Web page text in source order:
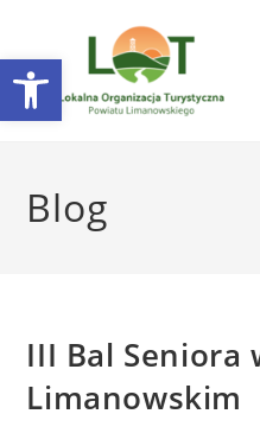
Otwórz pasek
content
Blog
III Bal Seniora
Limanowskim